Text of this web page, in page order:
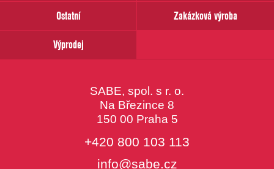
Ostatní
Zakázková výroba
Výprodej
SABE, spol. s r. o.
Na Březince 8
150 00 Praha 5
+420 800 103 113
info@sabe.cz